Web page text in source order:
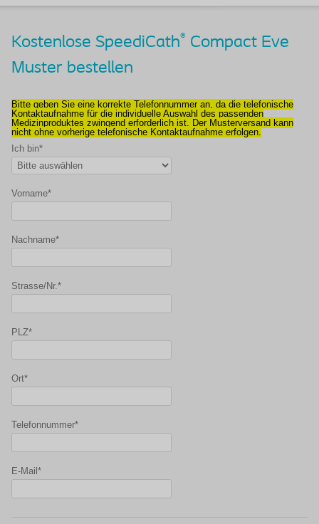
Kostenlose SpeediCath® Compact Eve
Muster bestellen
Bitte geben Sie eine korrekte Telefonnummer an, da die telefonische
Kontaktaufnahme für die individuelle Auswahl des passenden
Medizinproduktes zwingend erforderlich ist. Der Musterversand kann
nicht ohne vorherige telefonische Kontaktaufnahme erfolgen.
Ich bin*
Vorname*
Nachname*
Strasse/Nr.*
PLZ*
Ort*
Telefonnummer*
E-Mail*